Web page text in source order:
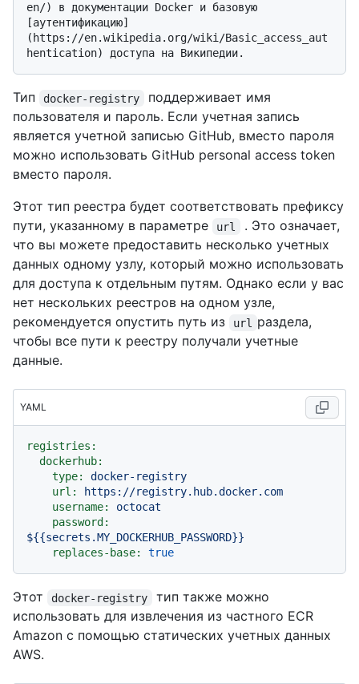
en/) в документации Docker и базовую
[аутентификацию]
(https://en.wikipedia.org/wiki/Basic_access_aut
Тип docker-registry
поддерживает имя
пользователя и пароль. Если учетная запись
является учетной записью GitHub, вместо пароля
можно использовать GitHub personal access token
вместо пароля.
Этот тип реестра будет соответствовать префиксу
пути, указанному в параметре
url
. Это означает,
что вы можете предоставить несколько учетных
данных одному узлу, который можно использовать
для доступа к отдельным путям. Однако если у вас
нет нескольких реестров на одном узле,
рекомендуется опустить путь из
url
раздела,
чтобы все пути к реестру получали учетные
данные.
YAML
registries:
dockerhub:
type:
docker-registry
url:
https://registry.hub.docker.com
username:
octocat
password:
${{secrets.MY_DOCKERHUB_PASSWORD}}
replaces-base:
true
Этот docker-registry
тип также можно
использовать для извлечения из частного ECR
Amazon с помощью статических учетных данных
AWS.